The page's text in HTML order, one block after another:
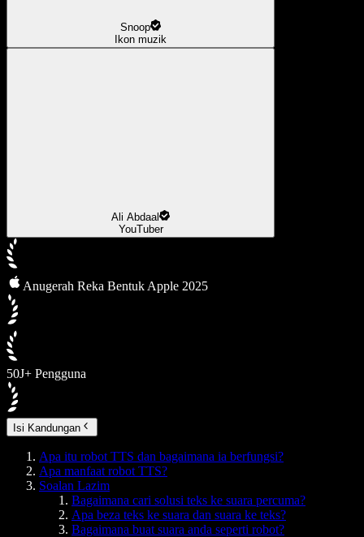
Snoop
Ikon muzik
Ali Abdaal
YouTuber
Anugerah Reka Bentuk Apple 2025
50J+ Pengguna
Isi Kandungan
Apa itu robot TTS dan bagaimana ia berfungsi?
Apa manfaat robot TTS?
Soalan Lazim
Bagaimana cari solusi teks ke suara percuma?
Apa beza teks ke suara dan suara ke teks?
Bagaimana buat suara anda seperti robot?